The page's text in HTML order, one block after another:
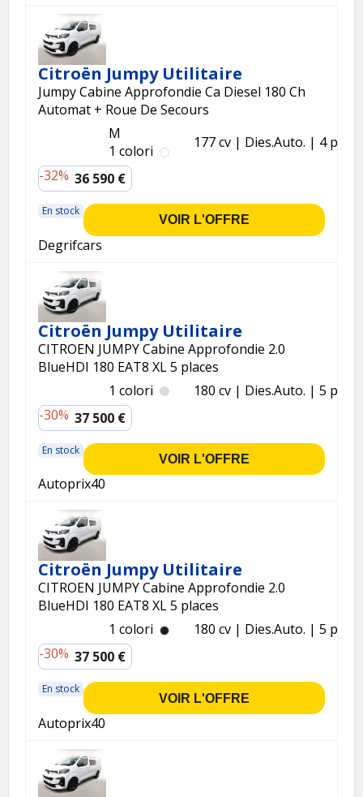
Citroën Jumpy Utilitaire
Jumpy Cabine Approfondie Ca Diesel 180 Ch
Automat + Roue De Secours
M
1 colori
177 cv Dies.Auto.
4 p.
-32% 36 590 €
En stock
VOIR L'OFFRE
Degrifcars
Citroën Jumpy Utilitaire
CITROEN JUMPY Cabine Approfondie 2.0
BlueHDI 180 EAT8 XL 5 places
1 colori
180 cv Dies.Auto.
5 p.
-30% 37 500 €
En stock
VOIR L'OFFRE
Autoprix40
Citroën Jumpy Utilitaire
CITROEN JUMPY Cabine Approfondie 2.0
BlueHDI 180 EAT8 XL 5 places
1 colori
180 cv Dies.Auto.
5 p.
-30% 37 500 €
En stock
VOIR L'OFFRE
Autoprix40